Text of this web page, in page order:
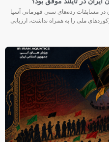
در تایلند موفق بود؟
مسابقات رده‌های سنی قهرمانی آسیا
رکوردهای ملی را به همراه نداشت، ارزیابی